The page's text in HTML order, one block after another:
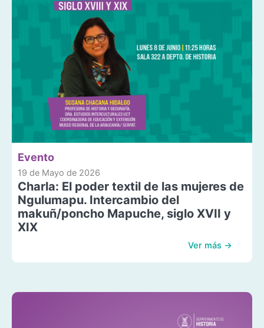
Evento
19 de Mayo de 2026
Charla: El poder textil de las mujeres de
Ngulumapu. Intercambio del
makuñ/poncho Mapuche, siglo XVII y
XIX
Ver más →